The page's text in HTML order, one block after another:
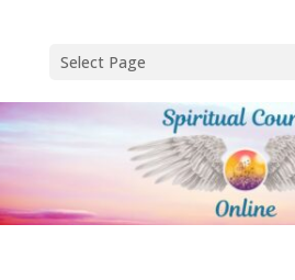
Select Page